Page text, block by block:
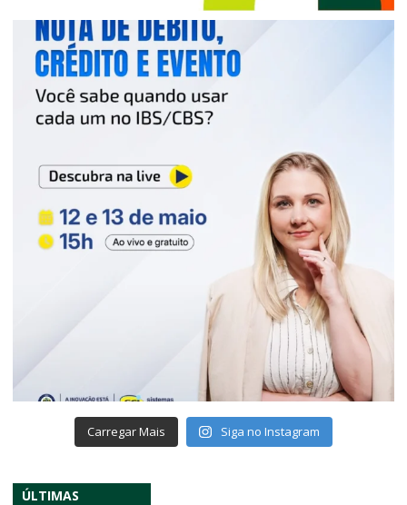
Carregar Mais Siga no Instagram
ÚLTIMAS